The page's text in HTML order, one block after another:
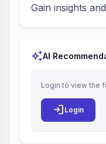
Gain insights
auto_awesomeAI
Login to view the
login Login